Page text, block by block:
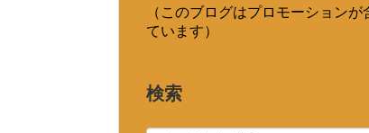
（このブログはプロモーションが
ています）
検索